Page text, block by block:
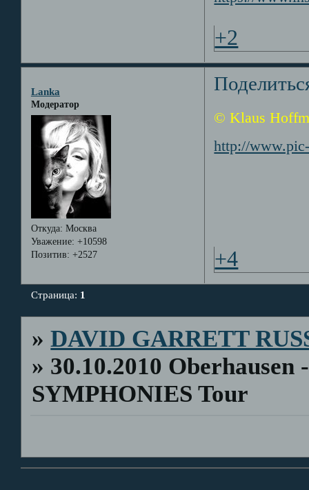
+2
Lanka
Модератор
Откуда: Москва
Уважение: +10598
Позитив: +2527
© Klaus
http://
+4
Страница: 1
»DAVID GARRETT
» 30.10.2010
SYMPHONIES Tour